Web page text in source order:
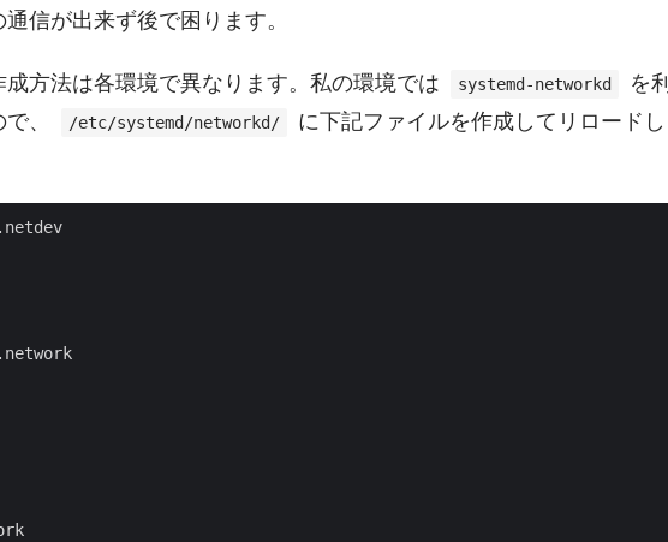
信が出来ず後で困ります。
成方法は各環境で異なります。私の環境では systemd-networkd
を利
、
/etc/systemd/networkd/
に下記ファイルを作成してリロードし